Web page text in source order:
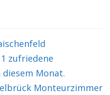
zufriedene
Monat.
Monteurzimmer